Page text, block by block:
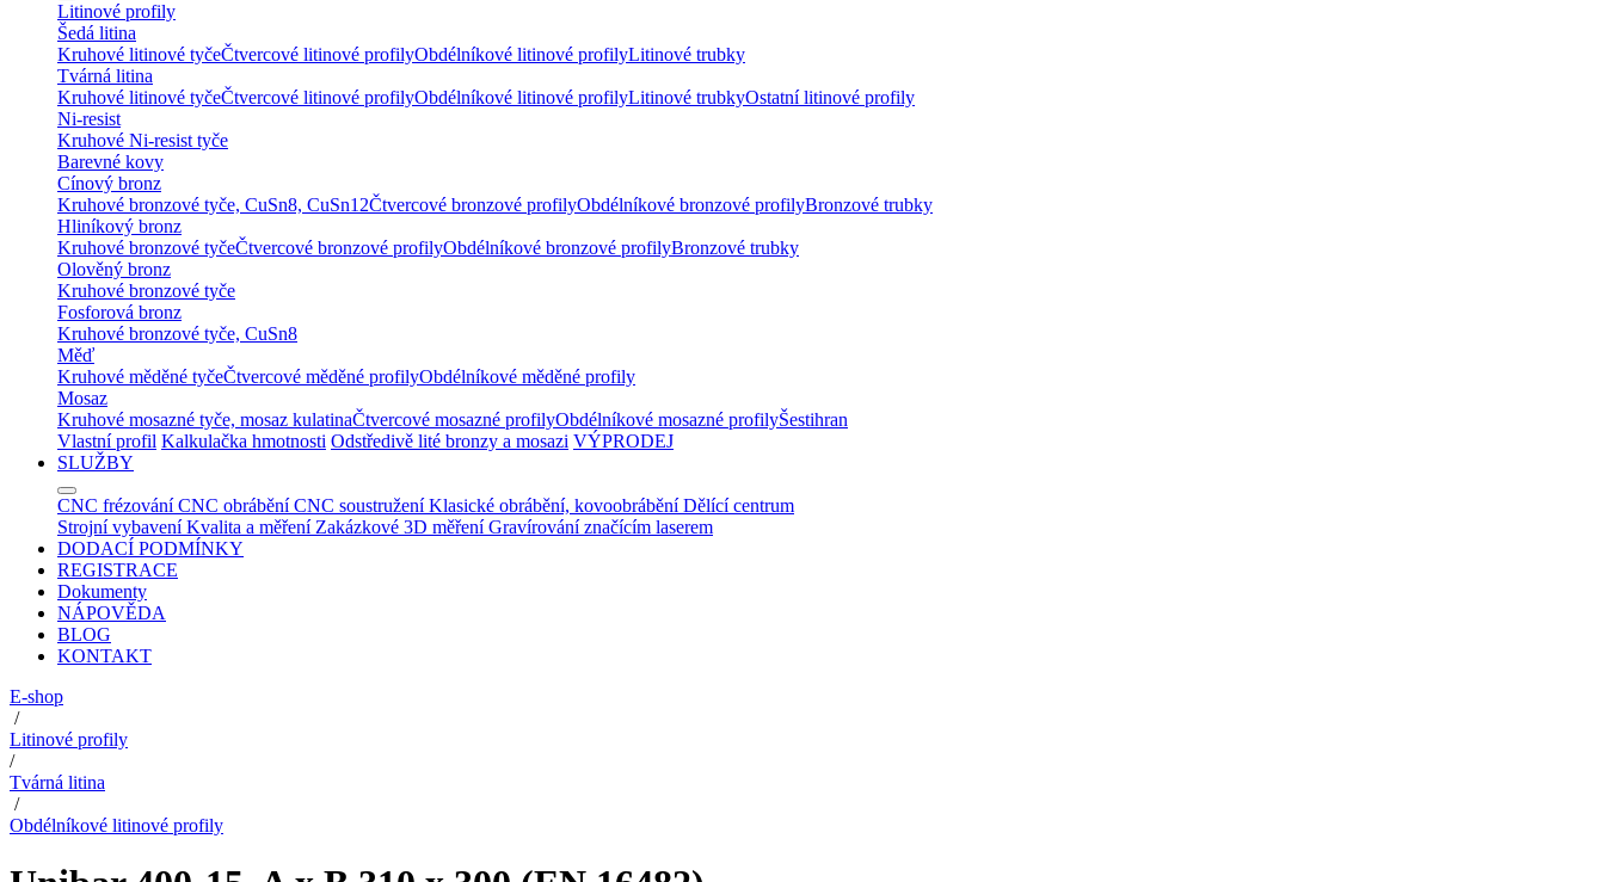
Litinové profily
Šedá litina
Kruhové litinové tyčeČtvercové litinové profilyObdélníkové litinové profilyLitinové trubky
Tvárná litina
Kruhové litinové tyčeČtvercové litinové profilyObdélníkové litinové profilyLitinové trubkyOstatní litinové profily
Ni-resist
Kruhové Ni-resist tyče
Barevné kovy
Cínový bronz
Kruhové bronzové tyče, CuSn8, CuSn12Čtvercové bronzové profilyObdélníkové bronzové profilyBronzové trubky
Hliníkový bronz
Kruhové bronzové tyčeČtvercové bronzové profilyObdélníkové bronzové profilyBronzové trubky
Olověný bronz
Kruhové bronzové tyče
Fosforová bronz
Kruhové bronzové tyče, CuSn8
Měď
Kruhové měděné tyčeČtvercové měděné profilyObdélníkové měděné profily
Mosaz
Kruhové mosazné tyče, mosaz kulatinaČtvercové mosazné profilyObdélníkové mosazné profilyŠestihran
Vlastní profil Kalkulačka hmotnosti Odstředivě lité bronzy a mosazi VÝPRODEJ
SLUŽBY
CNC frézování CNC obrábění CNC soustružení Klasické obrábění, kovoobrábění Dělící centrum
Strojní vybavení Kvalita a měření Zakázkové 3D měření Gravírování značícím laserem
DODACÍ PODMÍNKY
REGISTRACE
Dokumenty
NÁPOVĚDA
BLOG
KONTAKT
E-shop
/
Litinové profily
/
Tvárná litina
/
Obdélníkové litinové profily